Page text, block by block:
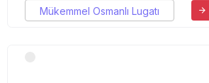
Mükemmel Osmanlı Lugatı